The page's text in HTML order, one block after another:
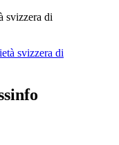
svizzera di